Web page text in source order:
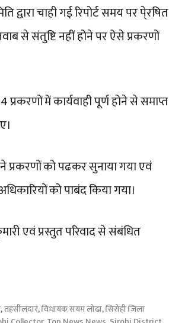
चाही गई रिपोर्ट समय पर पे्रषित
से संतुष्टि नहीं होने पर ऐसे प्रकरणों
में कार्यवाही पूर्ण होने से समाप्त
प्रकरणों को पढकर सुनाया गया एवं
को पाबंद किया गया।
एवं प्रस्तुत परिवाद से संबंधित
,तहसीलदार,विधायक सयम लोढा,सिरोही जिला